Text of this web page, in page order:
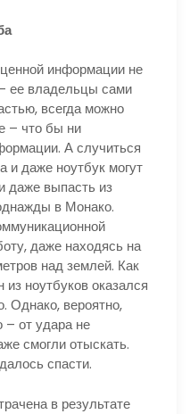
информации не
ее владельцы сами
всегда можно
– что бы ни
А случиться
и даже ноутбук могут
даже выпасть из
в Монако.
даже находясь на
над землей. Как
ноутбуков оказался
Однако, вероятно,
– от удара не
смогли отыскать.
спасти.
в результате